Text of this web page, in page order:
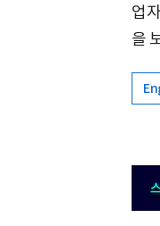
업
을